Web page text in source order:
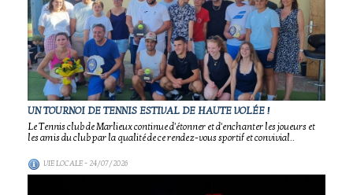
UN TOURNOI DE TENNIS ESTIVAL DE HAUTE VOLÉE !
Le Tennis club de Marlieux continue d'étonner et d'enchanter les joueurs et
les amis du club par la qualité de ce rendez-vous sportif et convivial..
VIE LOCALE- 24/07/2026